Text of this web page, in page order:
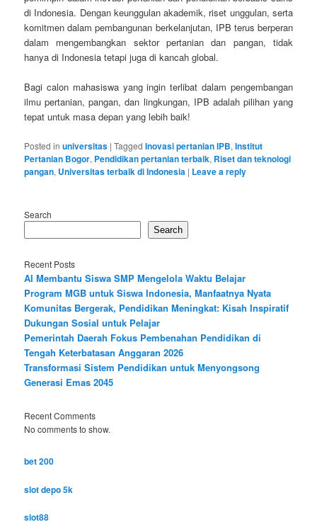
di Indonesia. Dengan keunggulan akademik, riset unggulan, serta
komitmen dalam pembangunan berkelanjutan, IPB terus berperan
dalam mengembangkan sektor pertanian dan pangan, tidak
hanya di Indonesia tetapi juga di kancah global.
Bagi calon mahasiswa yang ingin terlibat dalam pengembangan
ilmu pertanian, pangan, dan lingkungan, IPB adalah pilihan yang
tepat untuk masa depan yang lebih baik!
Posted in universitas |Tagged Inovasi pertanian IPB,Institut
Pertanian Bogor, Pendidikan pertanian terbaik, Riset dan teknologi
pangan, Universitas terbaik di Indonesia | Leave a reply
Search
Search
Recent Posts
AI Membantu Siswa SMP Mengelola Waktu Belajar
Program MGB untuk Siswa Indonesia, Manfaatnya Nyata
Komunitas Bergerak, Pendidikan Meningkat: Kisah Inspiratif
Dukungan Sosial untuk Pelajar
Pemerintah Daerah Fokus Pembenahan Pendidikan di
Tengah Keterbatasan Anggaran 2026
Transformasi Sistem Pendidikan untuk Menyongsong
Generasi Emas 2045
Recent Comments
No comments to show.
bet 200
slot depo 5k
slot88